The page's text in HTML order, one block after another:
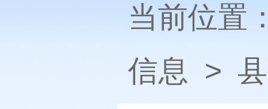
当前位置
信息 >